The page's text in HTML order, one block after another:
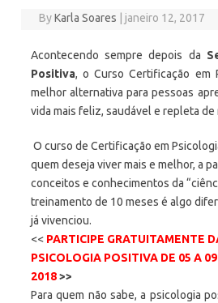
ByKarla Soares janeiro 12, 2017
Acontecendo sempre depois da
Positiva, o Curso Certificação em
melhor alternativa para pessoas
vida mais feliz, saudável e repleta de
O curso de Certificação em
quem deseja viver mais e melhor, a
conceitos e conhecimentos da
treinamento de 10 meses é algo
já vivenciou.
<< PARTICIPE GRATUITAMENTE
PSICOLOGIA POSITIVA DE 05 A
2018>>
Para quem não sabe, a psicologia